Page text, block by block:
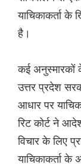
याचिकाकर्ता
है।
कई अनुस्मारकों
उत्तर प्रदेश
आधार पर
रिट कोर्ट ने
विचार के लिए
याचिकाकर्ता के